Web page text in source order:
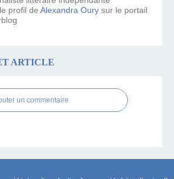
profil de Alexandra Oury sur le portail
ARTICLE
un commentaire